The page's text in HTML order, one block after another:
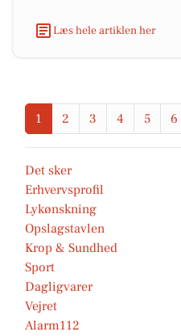
Læs hele artiklen her
1 2 3 4 5 6
Det sker
Erhvervsprofil
Lykønskning
Opslagstavlen
Krop & Sundhed
Sport
Dagligvarer
Vejret
Alarm112